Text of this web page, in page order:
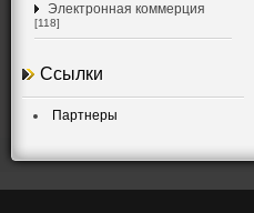
Электронная коммерция
[118]
Ссылки
Партнеры